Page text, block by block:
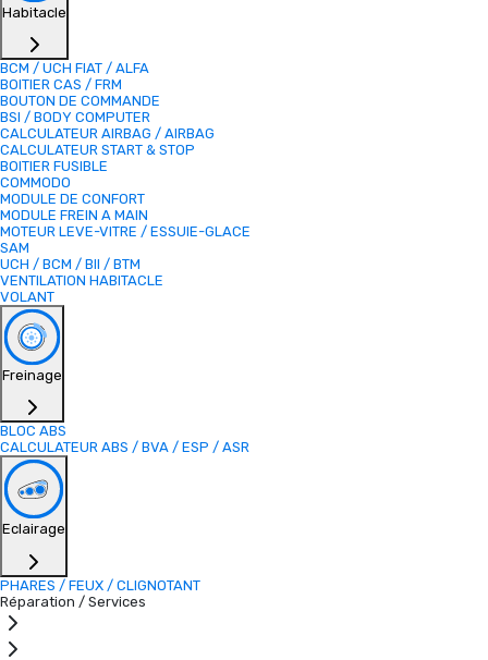
Habitacle
BCM / UCH FIAT / ALFA
BOITIER CAS / FRM
BOUTON DE COMMANDE
BSI / BODY COMPUTER
CALCULATEUR AIRBAG / AIRBAG
CALCULATEUR START & STOP
BOITIER FUSIBLE
COMMODO
MODULE DE CONFORT
MODULE FREIN A MAIN
MOTEUR LEVE-VITRE / ESSUIE-GLACE
SAM
UCH / BCM / BII / BTM
VENTILATION HABITACLE
VOLANT
Freinage
BLOC ABS
CALCULATEUR ABS / BVA / ESP / ASR
Eclairage
PHARES / FEUX / CLIGNOTANT
Réparation / Services